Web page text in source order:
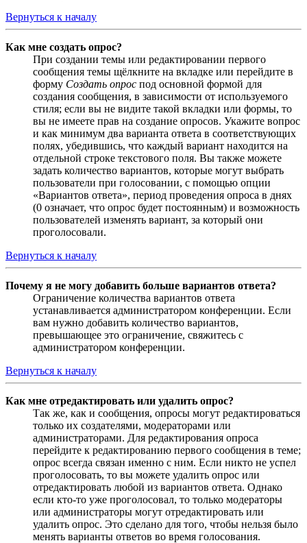
Вернуться к началу
Как мне создать опрос?
При создании темы или редактировании первого
сообщения темы щёлкните на вкладке или перейдите в
форму Создать опрос под основной формой для
создания сообщения, в зависимости от используемого
стиля; если вы не видите такой вкладки или формы, то
вы не имеете прав на создание опросов. Укажите вопрос
и как минимум два варианта ответа в соответствующих
полях, убедившись, что каждый вариант находится на
отдельной строке текстового поля. Вы также можете
задать количество вариантов, которые могут выбрать
пользователи при голосовании, с помощью опции
«Вариантов ответа», период проведения опроса в днях
(0 означает, что опрос будет постоянным) и возможность
пользователей изменять вариант, за который они
проголосовали.
Вернуться к началу
Почему я не могу добавить больше вариантов ответа?
Ограничение количества вариантов ответа
устанавливается администратором конференции. Если
вам нужно добавить количество вариантов,
превышающее это ограничение, свяжитесь с
администратором конференции.
Вернуться к началу
Как мне отредактировать или удалить опрос?
Так же, как и сообщения, опросы могут редактироваться
только их создателями, модераторами или
администраторами. Для редактирования опроса
перейдите к редактированию первого сообщения в теме;
опрос всегда связан именно с ним. Если никто не успел
проголосовать, то вы можете удалить опрос или
отредактировать любой из вариантов ответа. Однако
если кто-то уже проголосовал, то только модераторы
или администраторы могут отредактировать или
удалить опрос. Это сделано для того, чтобы нельзя было
менять варианты ответов во время голосования.